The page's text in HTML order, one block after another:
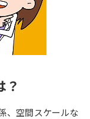
通テスト「受験案
程度認定試験
格認定試験
？
、空間スケールな